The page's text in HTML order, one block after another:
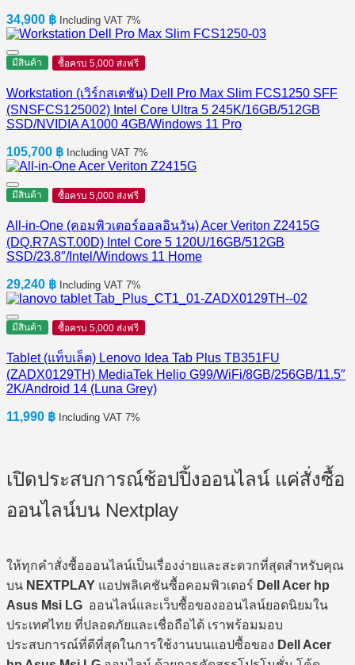
34,900 ฿ Including VAT 7%
มีสินค้า ซื้อครบ 5,000 ส่งฟรี
Workstation (เวิร์กสเตชัน) Dell Pro Max Slim FCS1250 SFF
(SNSFCS125002) Intel Core Ultra 5 245K/16GB/512GB
SSD/NVIDIA A1000 4GB/Windows 11 Pro
105,700 ฿ Including VAT 7%
มีสินค้า ซื้อครบ 5,000 ส่งฟรี
All-in-One (คอมพิวเตอร์ออลอินวัน) Acer Veriton Z2415G
(DQ.R7AST.00D) Intel Core 5 120U/16GB/512GB
SSD/23.8″/Intel/Windows 11 Home
29,240 ฿ Including VAT 7%
มีสินค้า ซื้อครบ 5,000 ส่งฟรี
Tablet (แท็บเล็ต) Lenovo Idea Tab Plus TB351FU
(ZADX0129TH) MediaTek Helio G99/WiFi/8GB/256GB/11.5″
2K/Android 14 (Luna Grey)
11,990 ฿ Including VAT 7%
เปิดประสบการณ์ช้อปปิ้งออนไลน์ แค่สั่งซื้อ
ออนไลน์บน Nextplay
ให้ทุกคำสั่งซื้อออนไลน์เป็นเรื่องง่ายและสะดวกที่สุดสำหรับคุณ
บน NEXTPLAY แอปพลิเคชันซื้อคอมพิวเตอร์ Dell Acer hp
Asus Msi LG ออนไลน์และเว็บซื้อของออนไลน์ยอดนิยมใน
ประเทศไทย ที่ปลอดภัยและเชื่อถือได้ เราพร้อมมอบ
ประสบการณ์ที่ดีที่สุดในการใช้งานบนแอปซื้อของ Dell Acer